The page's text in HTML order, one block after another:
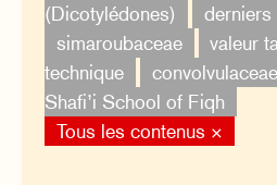
(Dicotylédones)
simaroubaceae
valeur
technique
convolvulaceae
Shafi’i School of Fiqh
Tous les contenus ×